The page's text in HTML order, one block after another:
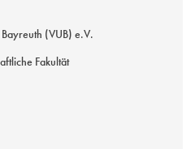
(VUB) e.V.
Fakultät